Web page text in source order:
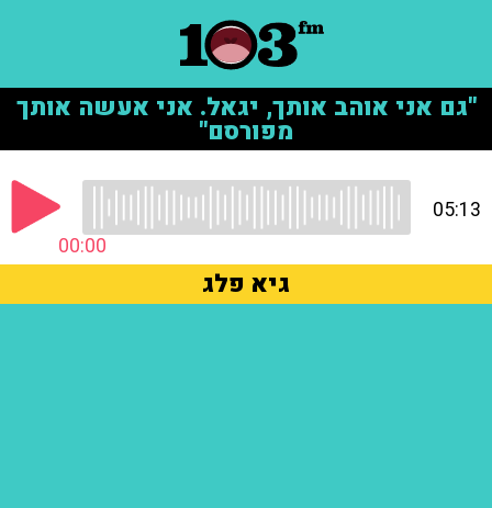
"גם אני אוהב אותך, יגאל. אני אעשה אותך
מפורסם"
00:00
05:13
גיא פלג